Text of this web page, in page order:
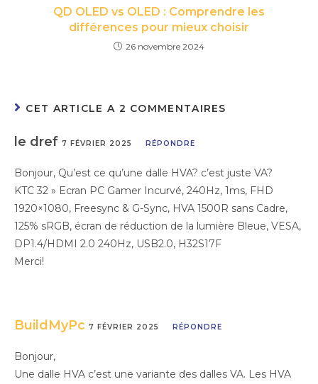
QD OLED vs OLED : Comprendre les
différences pour mieux choisir
26 novembre 2024
CET ARTICLE A 2 COMMENTAIRES
le dref 7 FÉVRIER 2025 RÉPONDRE
Bonjour, Qu’est ce qu’une dalle HVA? c’est juste VA?
KTC 32 » Ecran PC Gamer Incurvé, 240Hz, 1ms, FHD
1920×1080, Freesync & G-Sync, HVA 1500R sans Cadre,
125% sRGB, écran de réduction de la lumière Bleue, VESA,
DP1.4/HDMI 2.0 240Hz, USB2.0, H32S17F
Merci!
BuildMyPc 7 FÉVRIER 2025 RÉPONDRE
Bonjour,
Une dalle HVA c’est une variante des dalles VA. Les HVA